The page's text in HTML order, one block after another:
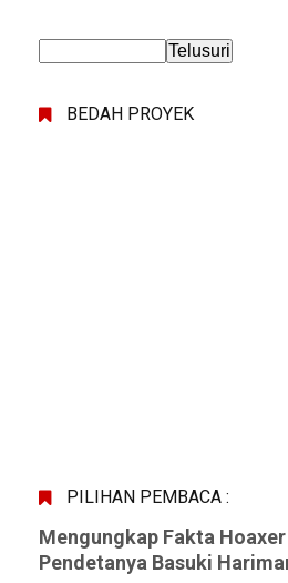
BEDAH PROYEK
PILIHAN PEMBACA :
Mengungkap Fakta
Pendetanya Basuki